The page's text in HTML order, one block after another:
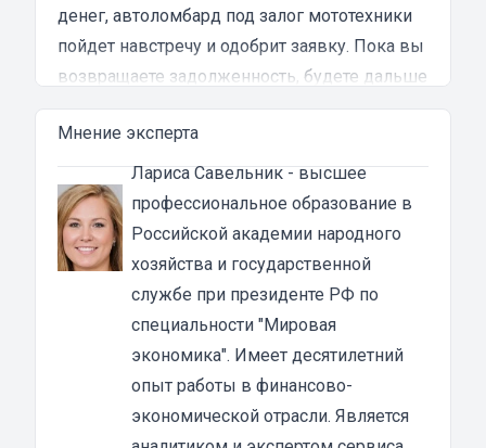
денег, автоломбард под залог мототехники
пойдет навстречу и одобрит заявку. Пока вы
возвращаете задолженность, будете дальше
пользоваться транспортным средством, но
не сможете его продать или обменять.
Кому выдают займы под залог ПТС
мотоцикла
Мотоломбард рассматривает онлайн-заявки
от граждан РФ в возрасте от 21 года. При
рассмотрении заявки не учитывается
кредитная история плательщика,
происхождение и размер его доходов.
Ломбардпод залог ПТС не попросит о
поручительстве и не станет забирать мопед
на стоянку до погашения долга.
Мнение эксперта
Лариса Савельник- высшее
профессиональное образование в
Российской академии народного
хозяйства и государственной
службе при президенте РФ по
специальности "Мировая
экономика". Имеет десятилетний
опыт работы в финансово-
экономической отрасли. Является